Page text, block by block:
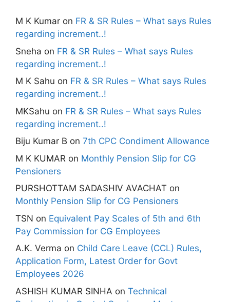
M K Kumar on FR & SR Rules – What says Rules
regarding increment..!
Sneha on FR & SR Rules – What says Rules
regarding increment..!
M K Sahu on FR & SR Rules – What says Rules
regarding increment..!
MKSahu on FR & SR Rules – What says Rules
regarding increment..!
Biju Kumar B on 7th CPC Condiment Allowance
M K KUMAR on Monthly Pension Slip for CG
Pensioners
PURSHOTTAM SADASHIV AVACHAT on
Monthly Pension Slip for CG Pensioners
TSN on Equivalent Pay Scales of 5th and 6th
Pay Commission for CG Employees
A.K. Verma on Child Care Leave (CCL) Rules,
Application Form, Latest Order for Govt
Employees 2026
ASHISH KUMAR SINHA on Technical